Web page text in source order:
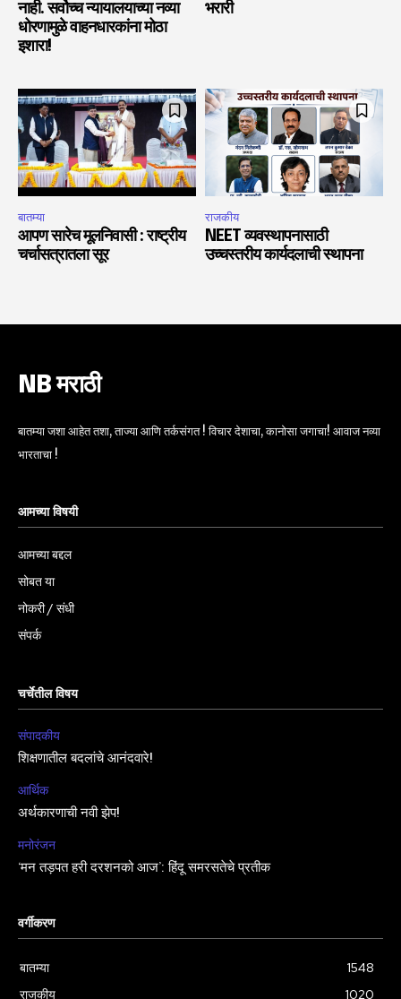
नाही. सर्वोच्च न्यायालयाच्या नव्या
धोरणामुळे वाहनधारकांना मोठा
इशारा!
भरारी
बातम्या
आपण सारेच मूलनिवासी : राष्ट्रीय
चर्चासत्रातला सूर
राजकीय
NEET व्यवस्थापनासाठी
उच्चस्तरीय कार्यदलाची स्थापना
NB मराठी
बातम्या जशा आहेत तशा, ताज्या आणि तर्कसंगत ! विचार देशाचा, कानोसा जगाचा! आवाज नव्या
भारताचा !
आमच्या विषयी
आमच्या बद्दल
सोबत या
नोकरी / संधी
संपर्क
चर्चेतील विषय
संपादकीय
शिक्षणातील बदलांचे आनंदवारे!
आर्थिक
अर्थकारणाची नवी झेप!
मनोरंजन
‘मन तड़पत हरी दरशनको आज’: हिंदू समरसतेचे प्रतीक
वर्गीकरण
बातम्या
1548
राजकीय
1020